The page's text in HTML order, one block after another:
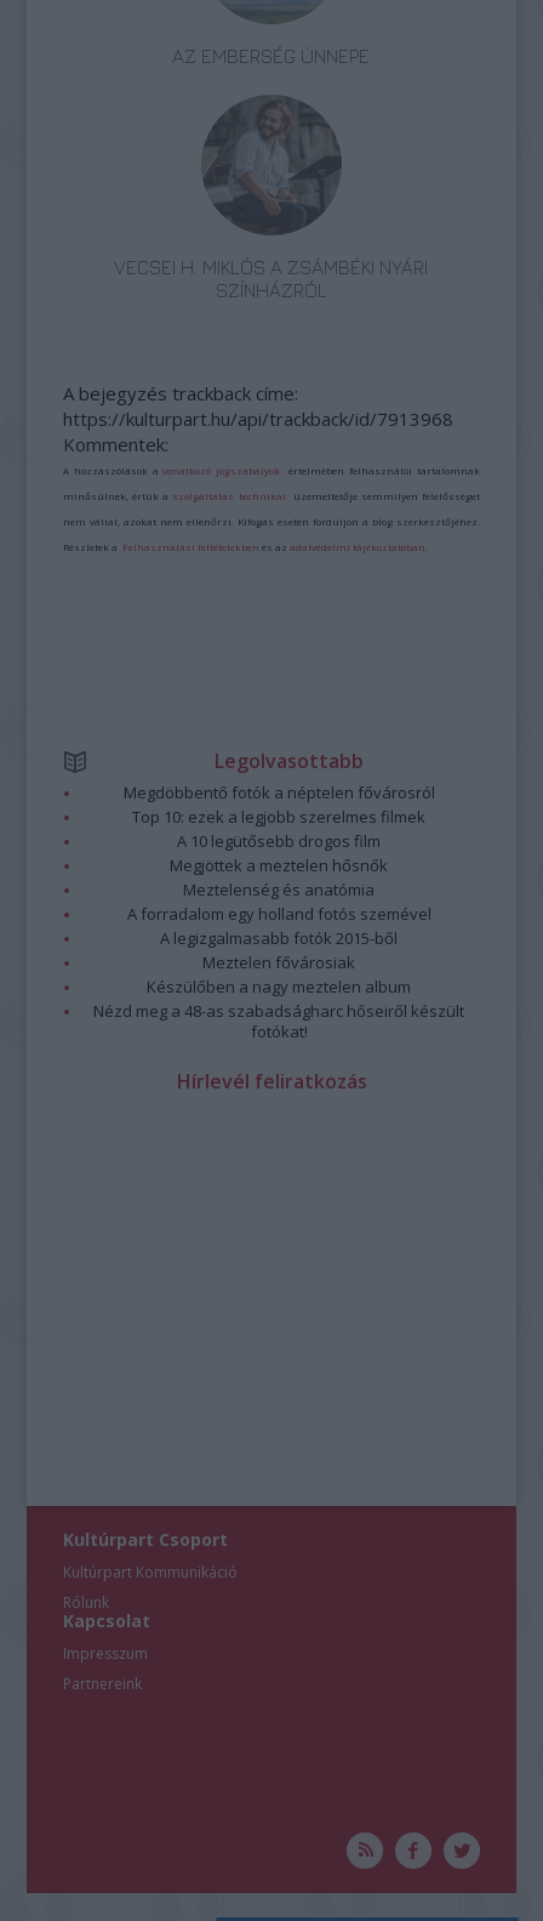
AZ EMBERSÉG ÜNNEPE
VECSEI H. MIKLÓS A ZSÁMBÉKI NYÁRI
SZÍNHÁZRÓL
A bejegyzés trackback címe:
https://kulturpart.hu/api/trackback/id/7913968
Kommentek:
A hozzászólások avonatkozó jogszabályok értelmében felhasználói tartalomnak
minősülnek, értük a szolgáltatás technikai üzemeltetője semmilyen felelősséget
nem vállal, azokat nem ellenőrzi. Kifogás esetén forduljon a blog szerkesztőjéhez.
Részletek a Felhasználási feltételekben és azadatvédelmi tájékoztatóban
Legolvasottabb
Megdöbbentő fotók a néptelen fővárosról
Top 10: ezek a legjobb szerelmes filmek
A 10 legütősebb drogos film
Megjöttek a meztelen hősnők
Meztelenség és anatómia
A forradalom egy holland fotós szemével
A legizgalmasabb fotók 2015-ből
Meztelen fővárosiak
Készülőben a nagy meztelen album
Nézd meg a 48-as szabadságharc hőseiről készült
fotókat!
Hírlevél feliratkozás
Kultúrpart Csoport
Kultúrpart Kommunikáció
Rólunk
Kapcsolat
Impresszum
Partnereink